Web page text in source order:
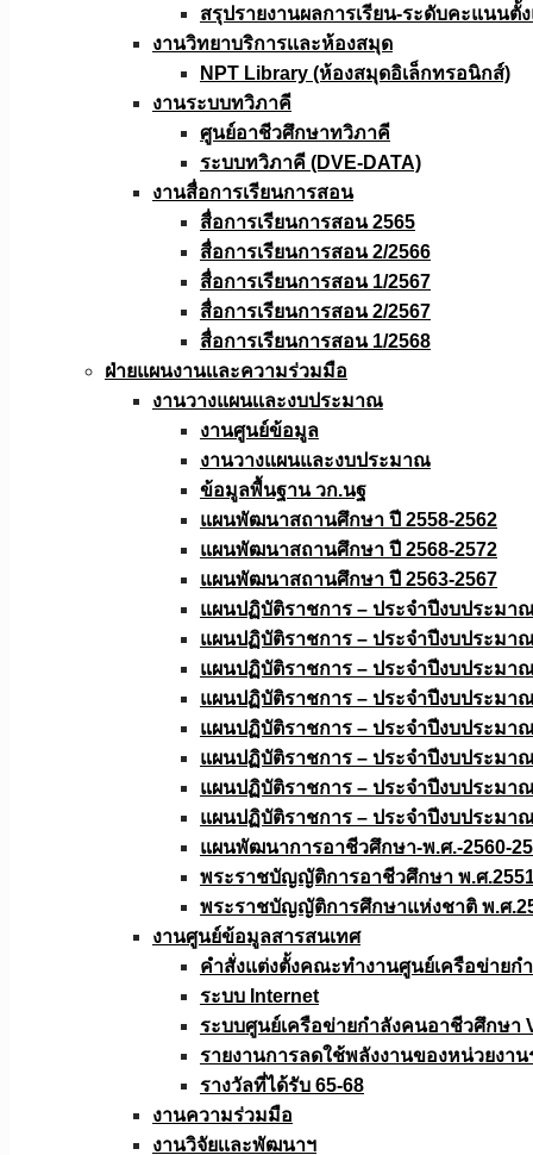
สรุปรายงานผลการเรียน-ระดับคะแนนตั้
งานวิทยาบริการเเละห้องสมุด
NPT Library (ห้องสมุดอิเล็กทรอนิกส์)
งานระบบทวิภาคี
ศูนย์อาชีวศึกษาทวิภาคี
ระบบทวิภาคี (DVE-DATA)
งานสื่อการเรียนการสอน
สื่อการเรียนการสอน 2565
สื่อการเรียนการสอน 2/2566
สื่อการเรียนการสอน 1/2567
สื่อการเรียนการสอน 2/2567
สื่อการเรียนการสอน 1/2568
ฝ่ายแผนงานเเละความร่วมมือ
งานวางแผนเเละงบประมาณ
งานศูนย์ข้อมูล
งานวางแผนและงบประมาณ
ข้อมูลพื้นฐาน วก.นฐ
แผนพัฒนาสถานศึกษา ปี 2558-2562
แผนพัฒนาสถานศึกษา ปี 2568-2572
แผนพัฒนาสถานศึกษา ปี 2563-2567
แผนปฏิบัติราชการ – ประจำปีงบประมา
แผนปฏิบัติราชการ – ประจำปีงบประมา
แผนปฏิบัติราชการ – ประจำปีงบประมา
แผนปฏิบัติราชการ – ประจำปีงบประมา
แผนปฏิบัติราชการ – ประจำปีงบประมา
แผนปฏิบัติราชการ – ประจำปีงบประมา
แผนปฏิบัติราชการ – ประจำปีงบประมา
แผนปฏิบัติราชการ – ประจำปีงบประมา
แผนพัฒนาการอาชีวศึกษา-พ.ศ.-2560-
พระราชบัญญัติการอาชีวศึกษา พ.ศ
พระราชบัญญัติการศึกษาแห่งชาติ พ.ศ
งานศูนย์ข้อมูลสารสนเทศ
คำสั่งแต่งตั้งคณะทำงานศูนย์เครือข่าย
ระบบ Internet
ระบบศูนย์เครือข่ายกำลังคนอาชีวศึกษา
รายงานการลดใช้พลังงานของหน่วยงา
รางวัลที่ได้รับ 65-68
งานความร่วมมือ
งานวิจัยเเละพัฒนาฯ